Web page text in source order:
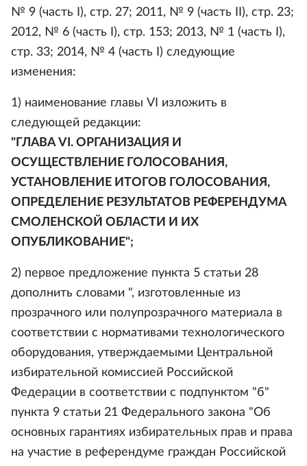
№ 9 (часть I), стр. 27; 2011, № 9 (часть II), стр. 23;
2012, № 6 (часть I), стр. 153; 2013, № 1 (часть I),
стр. 33; 2014, № 4 (часть I) следующие
изменения:
1) наименование главы VI изложить в
следующей редакции:
"ГЛАВА VI. ОРГАНИЗАЦИЯ И
ОСУЩЕСТВЛЕНИЕ ГОЛОСОВАНИЯ,
УСТАНОВЛЕНИЕ ИТОГОВ ГОЛОСОВАНИЯ,
ОПРЕДЕЛЕНИЕ РЕЗУЛЬТАТОВ РЕФЕРЕНДУМА
СМОЛЕНСКОЙ ОБЛАСТИ И ИХ
ОПУБЛИКОВАНИЕ";
2) первое предложение пункта 5 статьи 28
дополнить словами ", изготовленные из
прозрачного или полупрозрачного материала в
соответствии с нормативами технологического
оборудования, утверждаемыми Центральной
избирательной комиссией Российской
Федерации в соответствии с подпунктом "б"
пункта 9 статьи 21 Федерального закона "Об
основных гарантиях избирательных прав и права
на участие в референдуме граждан Российской